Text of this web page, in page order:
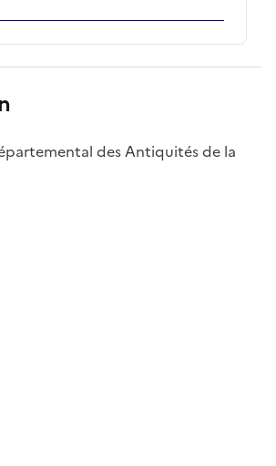
des Antiquités de la